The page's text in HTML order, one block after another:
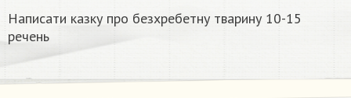
Написати казку про безхребетну тварину 10-15
речень​